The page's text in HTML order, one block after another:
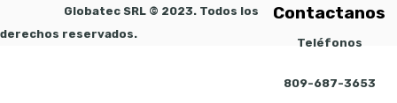
Contactanos
Teléfonos
809-687-3653
Globatec SRL © 2023. Todos los
derechos reservados.